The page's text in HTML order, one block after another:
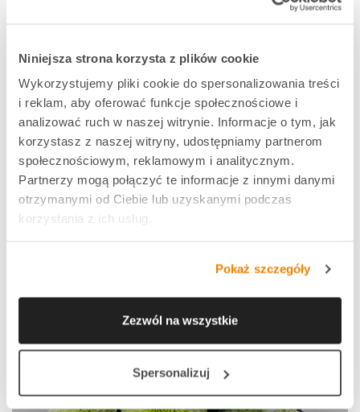
Niniejsza strona korzysta z plików cookie
Wykorzystujemy pliki cookie do spersonalizowania treści
i reklam, aby oferować funkcje społecznościowe i
analizować ruch w naszej witrynie. Informacje o tym, jak
korzystasz z naszej witryny, udostępniamy partnerom
społecznościowym, reklamowym i analitycznym.
Partnerzy mogą połączyć te informacje z innymi danymi
otrzymanymi od Ciebie lub uzyskanymi podczas
korzystania z ich usług.
Pokaż szczegóły
Zezwól na wszystkie
Spersonalizuj
Hodowca
Dekker Chrysanten
Dostępne
Cały sezon
ULUBIONA